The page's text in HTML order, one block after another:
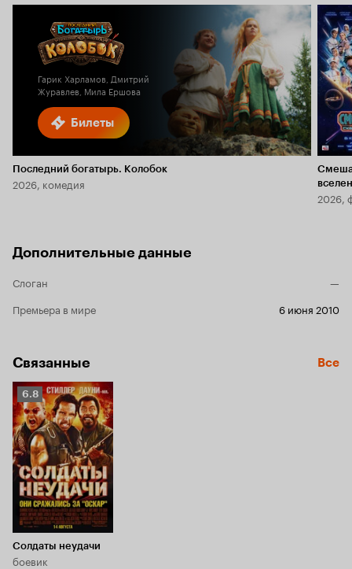
Билеты
Гарик Харламов, Дмитрий
Журавлев, Мила Ершова
Последний богатырь. Колобок
2026, комедия
2026,
Дополнительные данные
Слоган
—
Премьера в мире
6 июня 2010
Связанные Все
Рейтинг
Кинопоиска
6.8
6.8
Солдаты неудачи
боевик